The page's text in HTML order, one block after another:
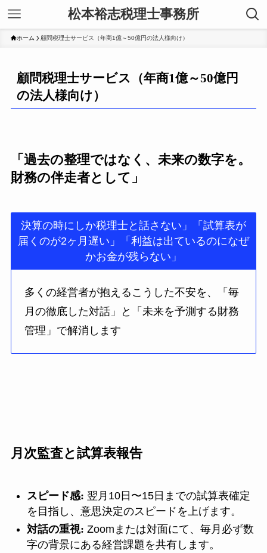
松本裕志税理士事務所
ホーム 顧問税理士サービス（年商1億～50億円の法人様向け）
顧問税理士サービス（年商1億～50億円
の法人様向け）
「過去の整理ではなく、未来の数字を。
財務の伴走者として」
決算の時にしか税理士と話さない」「試算表が
届くのが2ヶ月遅い」「利益は出ているのになぜ
かお金が残らない」
多くの経営者が抱えるこうした不安を、「毎
月の徹底した対話」と「未来を予測する財務
管理」で解消します
月次監査と試算表報告
スピード感: 翌月10日〜15日までの試算表確定
を目指し、意思決定のスピードを上げます。
対話の重視: Zoomまたは対面にて、毎月必ず数
字の背景にある経営課題を共有します。